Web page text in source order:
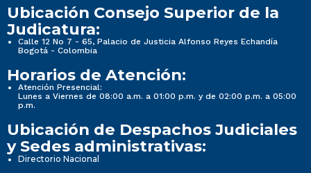
Ubicación Consejo Superior de la
Judicatura:
Calle 12 No 7 - 65, Palacio de Justicia Alfonso Reyes Echandía
Bogotá - Colombia
Horarios de Atención:
Atención Presencial:
Lunes a Viernes de 08:00 a.m. a 01:00 p.m. y de 02:00 p.m. a 05:00
p.m.
Ubicación de Despachos Judiciales
y Sedes administrativas:
Directorio Nacional